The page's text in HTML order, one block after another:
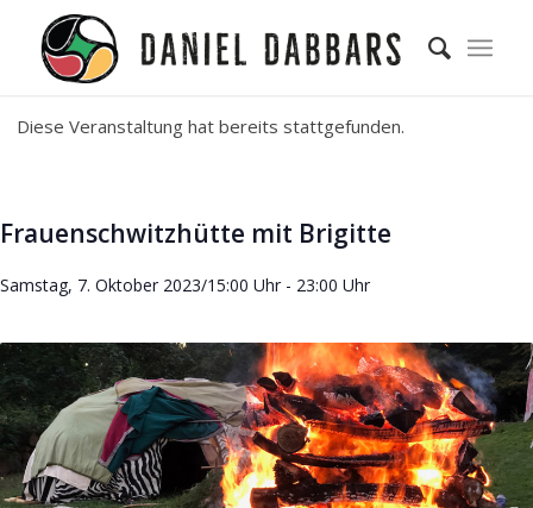
Diese Veranstaltung hat bereits stattgefunden.
Frauenschwitzhütte mit Brigitte
Samstag, 7. Oktober 2023/15:00 Uhr - 23:00 Uhr